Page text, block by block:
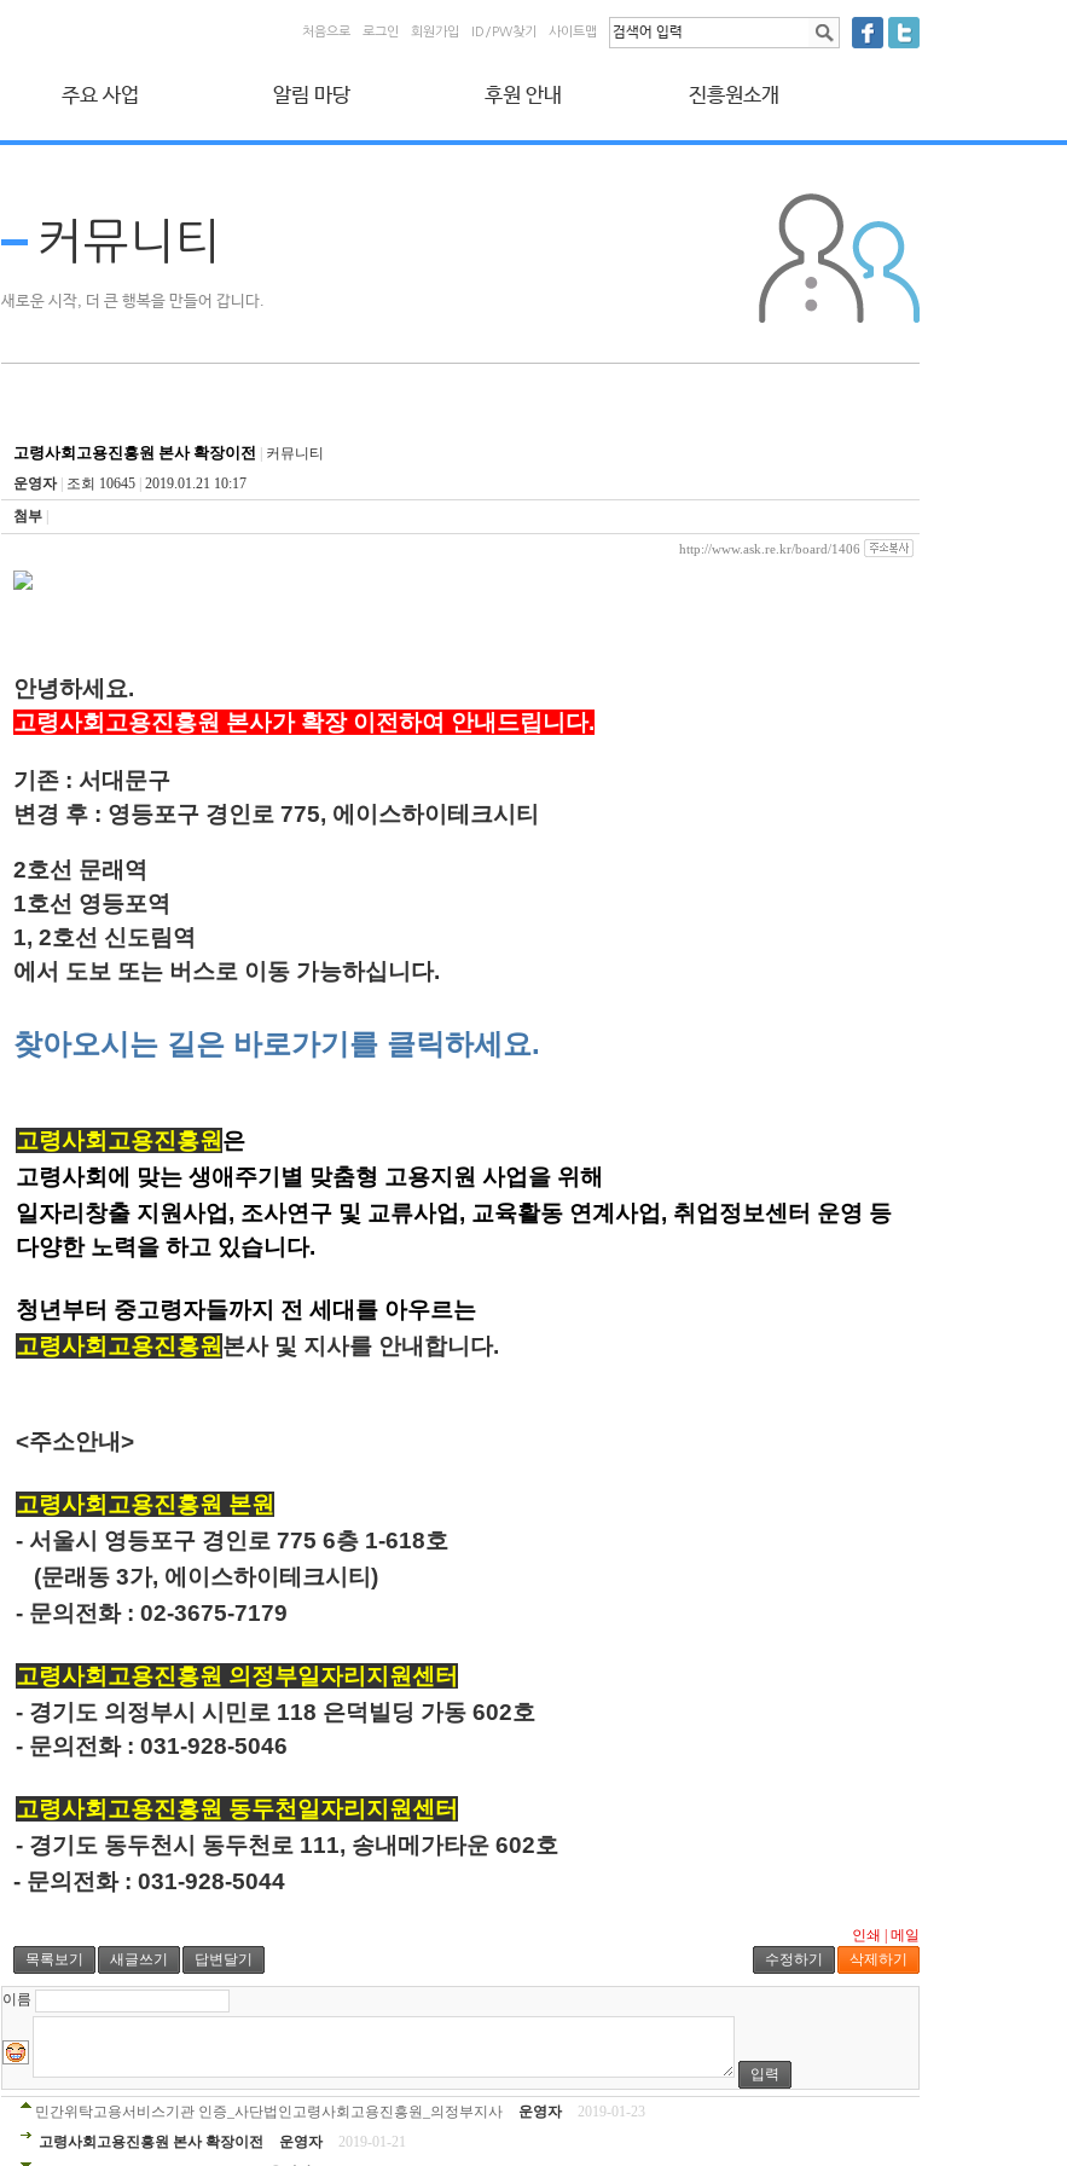
처음으로 로그인 회원가입 ID/PW찾기 사이트맵
주요 사업 알림 마당 후원 안내 진흥원소개
건설근로자 취업지원 사업
사회공헌 사업
생애 설계 컨설팅
법인 연혁 및 소개
커뮤니티
새로운 시작, 더 큰 행복을 만들어 갑니다.
고령사회고용진흥원 본사 확장이전
커뮤니티
운영자
조회 10645 2019.01.21 10:17
첨부
http://www.ask.re.kr/board/1406
안녕하세요.
고령사회고용진흥원 본사가 확장 이전하여 안내드립니다.
기존 : 서대문구
변경 후 : 영등포구 경인로 775, 에이스하이테크시티
2호선 문래역
1호선 영등포역
1, 2호선 신도림역
에서 도보 또는 버스로 이동 가능하십니다.
찾아오시는 길은 바로가기를 클릭하세요.
고령사회고용진흥원 은
고령사회에 맞는 생애주기별 맞춤형 고용지원 사업을 위해
일자리창출 지원사업, 조사연구 및 교류사업, 교육활동 연계사업, 취업정보센터 운영 등
다양한 노력을 하고 있습니다.
청년부터 중고령자들까지 전 세대를 아우르는
고령사회고용진흥원 본사 및 지사를 안내합니다.
<주소안내>
고령사회고용진흥원 본원
- 서울시 영등포구 경인로 775 6층 1-618호
(문래동 3가, 에이스하이테크시티)
- 문의전화 : 02-3675-7179
고령사회고용진흥원 의정부일자리지원센터
- 경기도 의정부시 시민로 118 은덕빌딩 가동 602호
- 문의전화 : 031-928-5046
고령사회고용진흥원 동두천일자리지원센터
- 경기도 동두천시 동두천로 111, 송내메가타운 602호
- 문의전화 : 031-928-5044
인쇄
메일
목록보기
새글쓰기 답변달기 수정하기 삭제하기
이름
입력
민간위탁고용서비스기관 인증_사단법인고령사회고용진흥원_의정부지사 운영자
2019-01-23
고령사회고용진흥원 본사 확장이전
운영자
2019-01-21